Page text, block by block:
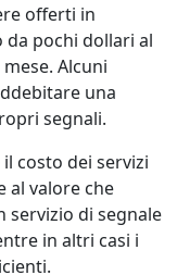
offerti in
da pochi dollari al
Alcuni
una
segnali.
costo dei servizi
al valore che
servizio di segnale
in altri casi i